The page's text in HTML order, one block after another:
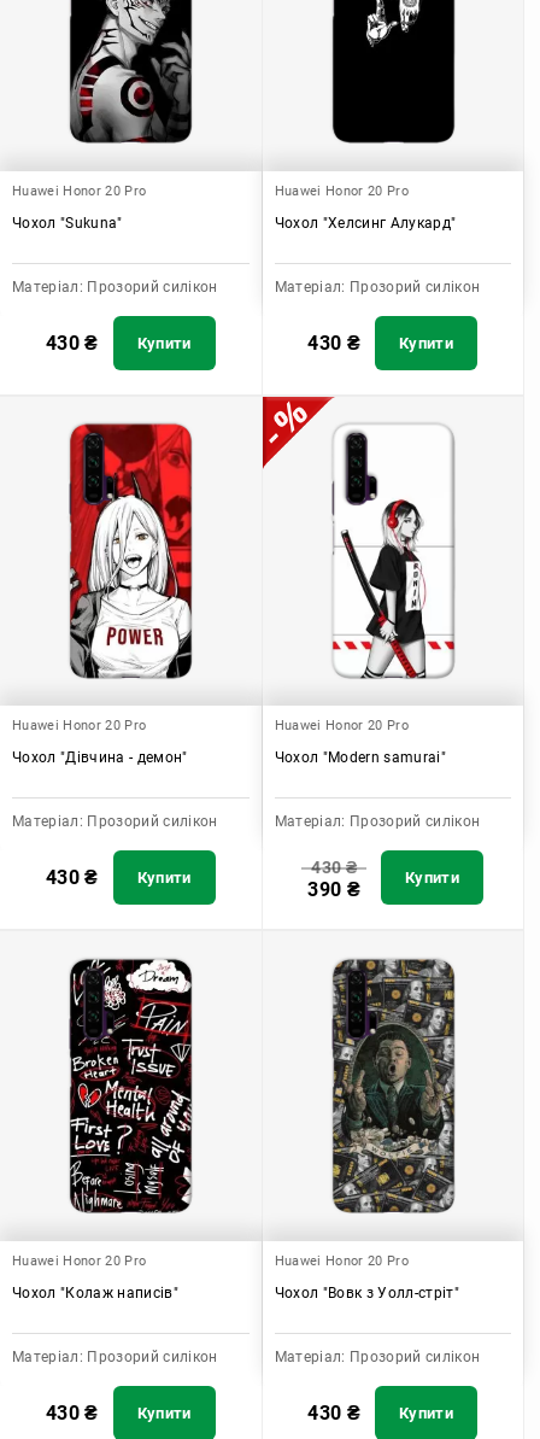
Huawei Honor 20 Pro
Чохол "Sukuna"
Матеріал: Прозорий силікон
430₴ Купити
Huawei Honor 20 Pro
Чохол "Хелсинг Алукард"
Матеріал: Прозорий силікон
430 ₴ Купити
Huawei Honor 20 Pro
Чохол "Дівчина - демон"
Матеріал: Прозорий силікон
430₴ Купити
Huawei Honor 20 Pro
Чохол "Modern samurai"
Матеріал: Прозорий силікон
430₴
390 ₴ Купити
Huawei Honor 20 Pro
Чохол "Колаж написів"
Матеріал: Прозорий силікон
430₴ Купити
Huawei Honor 20 Pro
Чохол "Вовк з Уолл-стріт"
Матеріал: Прозорий силікон
430 ₴ Купити